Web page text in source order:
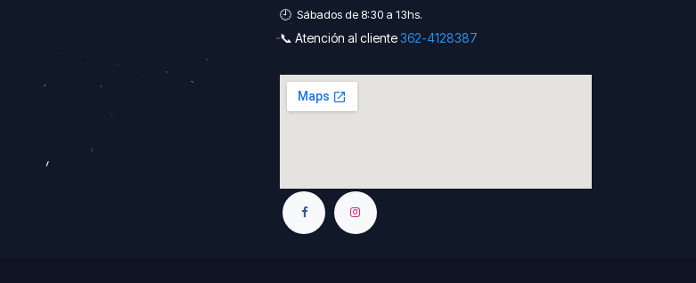
🕘 Sábados de 8:30 a 13hs.
📞 Atención al cliente362-41​​28387